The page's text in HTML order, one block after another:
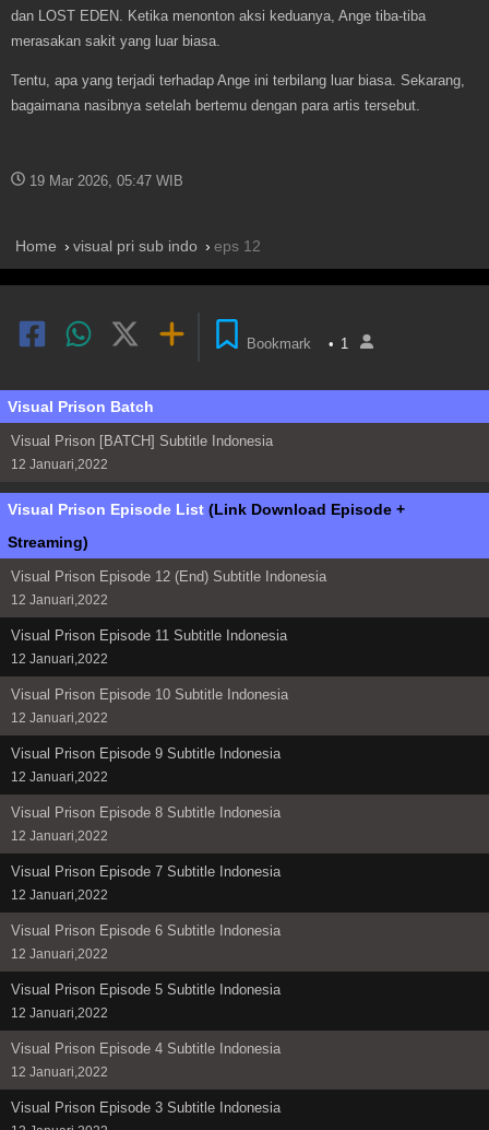
dan LOST EDEN. Ketika menonton aksi keduanya, Ange tiba-tiba
merasakan sakit yang luar biasa.
Tentu, apa yang terjadi terhadap Ange ini terbilang luar biasa. Sekarang,
bagaimana nasibnya setelah bertemu dengan para artis tersebut.
19 Mar 2026, 05:47 WIB
Home visual pri sub indo eps 12
Bookmark • 1
Visual Prison Batch
Visual Prison [BATCH] Subtitle Indonesia
12 Januari,2022
Visual Prison Episode List (Link Download Episode +
Streaming)
Visual Prison Episode 12 (End) Subtitle Indonesia
12 Januari,2022
Visual Prison Episode 11 Subtitle Indonesia
12 Januari,2022
Visual Prison Episode 10 Subtitle Indonesia
12 Januari,2022
Visual Prison Episode 9 Subtitle Indonesia
12 Januari,2022
Visual Prison Episode 8 Subtitle Indonesia
12 Januari,2022
Visual Prison Episode 7 Subtitle Indonesia
12 Januari,2022
Visual Prison Episode 6 Subtitle Indonesia
12 Januari,2022
Visual Prison Episode 5 Subtitle Indonesia
12 Januari,2022
Visual Prison Episode 4 Subtitle Indonesia
12 Januari,2022
Visual Prison Episode 3 Subtitle Indonesia